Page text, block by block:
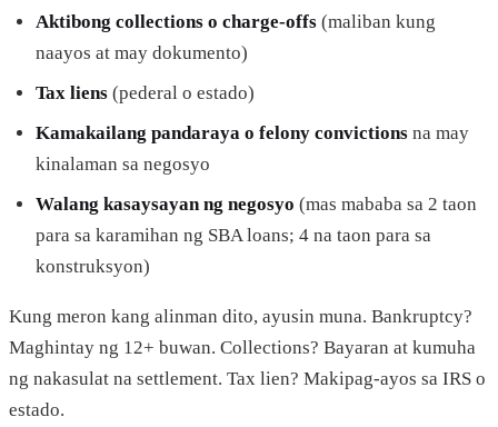
Aktibong collections o charge-offs (maliban kung
naayos at may dokumento)
Tax liens (pederal o estado)
Kamakailang pandaraya o felony convictions na may
kinalaman sa negosyo
Walang kasaysayan ng negosyo (mas mababa sa 2 taon
para sa karamihan ng SBA loans; 4 na taon para sa
konstruksyon)
Kung meron kang alinman dito, ayusin muna. Bankruptcy?
Maghintay ng 12+ buwan. Collections? Bayaran at kumuha
ng nakasulat na settlement. Tax lien? Makipag-ayos sa IRS o
estado.